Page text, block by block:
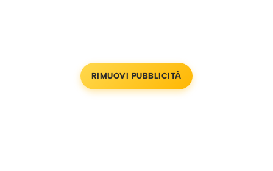
RIMUOVI PUBBLICITÀ